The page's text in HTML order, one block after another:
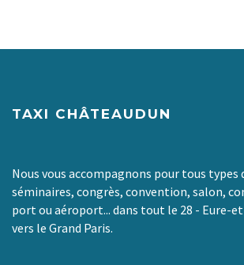
TAXI CHÂTEAUDUN
Nous vous accompagnons pour tous types
séminaires, congrès, convention, salon,
port ou aéroport... dans tout le 28 - Eure-
vers le Grand Paris.